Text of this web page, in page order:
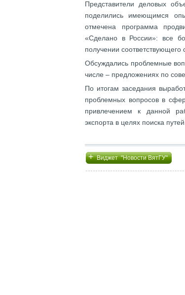
Представители деловых
поделились имеющимся
отмечена программа
«Сделано в России»: все
получении
Обсуждались проблемные
числе – предложениях по
По итогам заседания
проблемных вопросов в
привлечением к данной
экспорта в целях поиска
+Виджет "Новости ВятГУ"